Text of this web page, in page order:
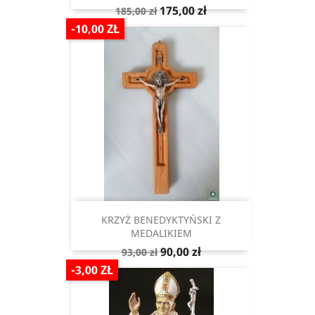
Cena
podstawowa
185,00 zł
-10,00 ZŁ
Cena
175,00 zł
KRZYŻ BENEDYKTYŃSKI Z
MEDALIKIEM
Cena
podstawowa
93,00 zł
-3,00 ZŁ
Cena
90,00 zł